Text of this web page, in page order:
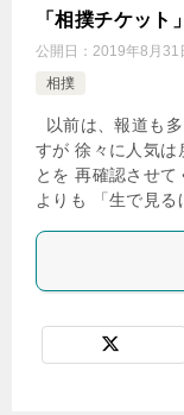
「相撲チケット
公開日： 2019年8月31
相撲
以前は、報道も
すが 徐々に人気は
とを 再確認させ
よりも 「生で見